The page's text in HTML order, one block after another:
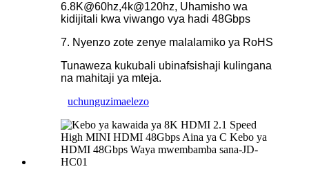
6.8K@60hz,4k@120hz, Uhamisho wa
kidijitali kwa viwango vya hadi 48Gbps
7. Nyenzo zote zenye malalamiko ya RoHS
Tunaweza kukubali ubinafsishaji kulingana
na mahitaji ya mteja.
uchunguzimaelezo